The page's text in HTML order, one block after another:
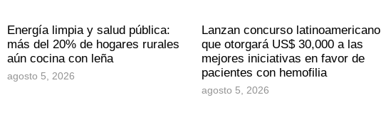
Energía limpia y salud pública:
más del 20% de hogares rurales
aún cocina con leña
agosto 5, 2026
Lanzan concurso latinoamericano
que otorgará US$ 30,000 a las
mejores iniciativas en favor de
pacientes con hemofilia
agosto 5, 2026